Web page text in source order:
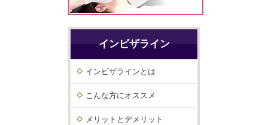
インビザライン
インビザラインとは
こんな方にオススメ
メリットとデメリット